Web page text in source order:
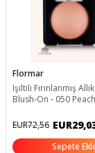
Flormar
Işıltılı Fırınlanmış
Blush-On - 050
EUR72,56
Sepete